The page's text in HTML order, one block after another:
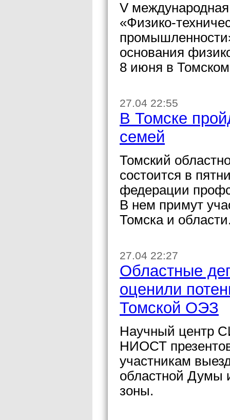
V
«Физико-
основания
8 июня в Томском
27.04 22:55
В Томске
семей
Томский
состоится в
федерации
В нем примут
Томска и
27.04 22:27
Областные
оценили
Томской ОЭЗ
Научный центр
НИОСТ
участникам
областной Думы
зоны.